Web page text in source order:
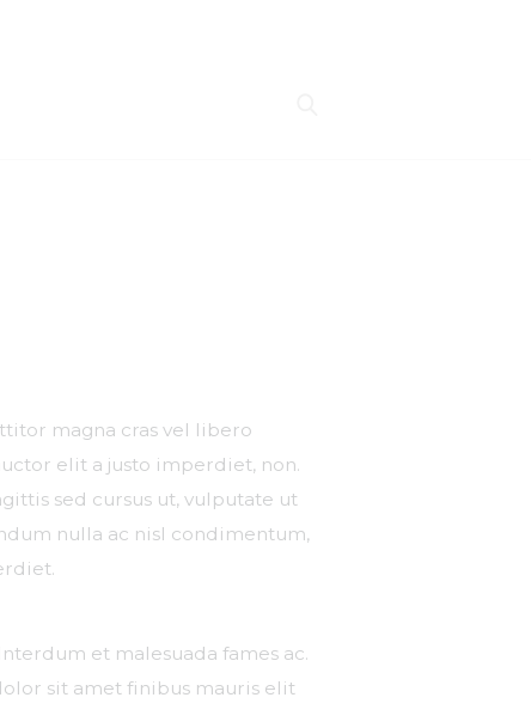
magna cras vel libero
elit a justo imperdiet, non.
sed cursus ut, vulputate ut
nulla ac nisl condimentum,
et malesuada fames ac.
sit amet finibus mauris elit